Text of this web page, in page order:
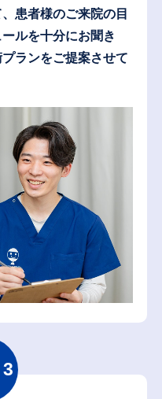
患者様のご来院の目
ルを十分にお聞き
ランをご提案させて
3